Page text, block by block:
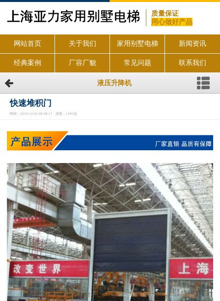
质量保证
用心做好产品
网站首页 关于我们 家用别墅电梯 新闻资讯
经典案例 厂容厂貌 常见问题 联系我们
液压升降机
快速堆积门
时间：2019-12-02 08:48:17 浏览：1395次